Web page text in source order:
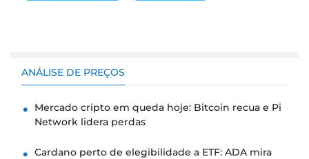
ANÁLISE DE PREÇOS
Mercado cripto em queda hoje: Bitcoin recua e Pi
Network lidera perdas
Cardano perto de elegibilidade a ETF: ADA mira